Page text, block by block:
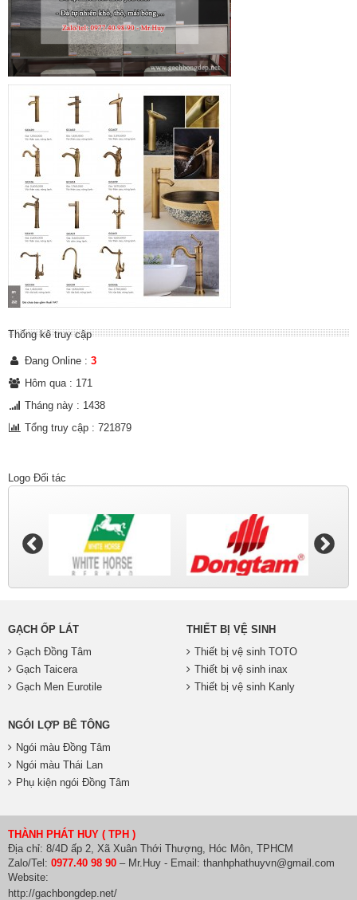
Thống kê truy cập
Đang Online : 3
Hôm qua : 171
Tháng này : 1438
Tổng truy cập : 721879
Logo Đối tác
GẠCH ỐP LÁT
Gạch Đồng Tâm
Gạch Taicera
Gạch Men Eurotile
THIẾT BỊ VỆ SINH
Thiết bị vệ sinh TOTO
Thiết bị vệ sinh inax
Thiết bị vệ sinh Kanly
NGÓI LỢP BÊ TÔNG
Ngói màu Đồng Tâm
Ngói màu Thái Lan
Phụ kiện ngói Đồng Tâm
THÀNH PHÁT HUY ( TPH )
Địa chỉ: 8/4D ấp 2, Xã Xuân Thới Thượng, Hóc Môn, TPHCM
Zalo/Tel: 0977.40 98 90 – Mr.Huy - Email: thanhphathuyvn@gmail.com
Website:
http://gachbongdep.net/